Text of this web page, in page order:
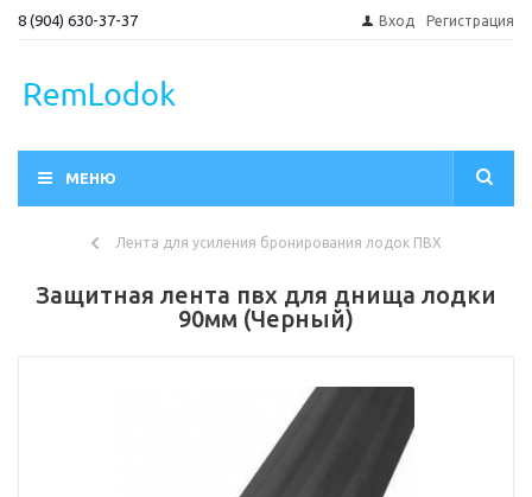
8 (904) 630-37-37 Вход Регистрация
МЕНЮ
Лента для усиления бронирования лодок ПВХ
Защитная лента пвх для днища лодки
90мм (Черный)